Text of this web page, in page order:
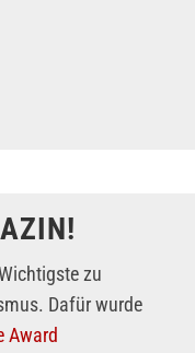
AZIN!
zu
Dafür wurde
Award